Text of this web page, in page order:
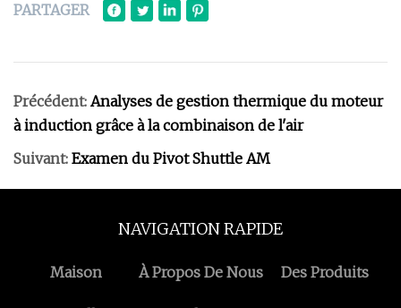
PARTAGER
Précédent: Analyses de gestion thermique du moteur
à induction grâce à la combinaison de l'air
Suivant: Examen du Pivot Shuttle AM
NAVIGATION RAPIDE
Maison À Propos De Nous Des Produits